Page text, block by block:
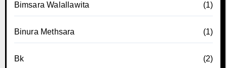
Bimsara Walallawita (1)
Binura Methsara (1)
Bk (2)